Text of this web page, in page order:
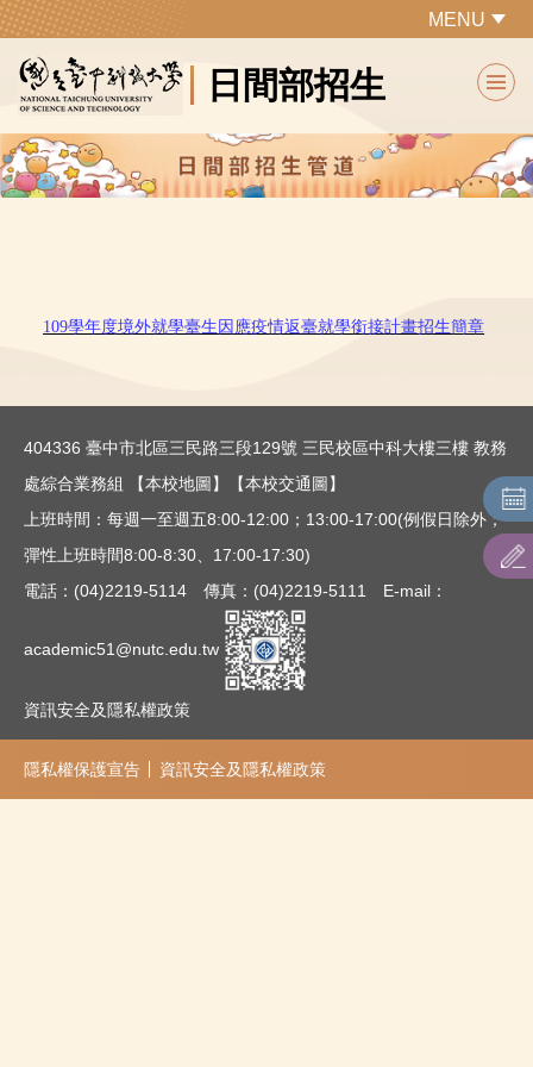
跳
主
要
內
容
區
日間部招生
MENU
109學年度境外就學臺生因應疫情返臺就學銜接計畫招生簡章
404336 臺中市北區三民路三段129號 三民校區中科大樓三樓 教務
處綜合業務組
【本校地圖】
【本校交通圖】
上班時間：每週一至週五8:00-12:00；13:00-17:00(例假日除外；
彈性上班時間8:00-8:30、17:00-17:30)
電話：(04)2219-5114 傳真：(04)2219-5111 E-mail：
academic51@nutc.edu.tw
資訊安全及隱私權政策
隱私權保護宣告 資訊安全及隱私權政策